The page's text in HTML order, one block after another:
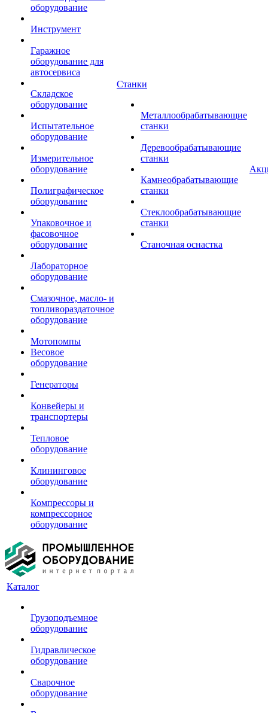
оборудование
Инструмент
Гаражное
оборудование для
автосервиса
Складское
оборудование
Испытательное
оборудование
Измерительное
оборудование
Полиграфическое
оборудование
Упаковочное и
фасовочное
оборудование
Лабораторное
оборудование
Смазочное, масло- и
топливораздаточное
оборудование
Мотопомпы
Весовое
оборудование
Генераторы
Конвейеры и
транспортеры
Тепловое
оборудование
Клининговое
оборудование
Компрессоры и
компрессорное
оборудование
Станки
Металлообрабатывающие
станки
Деревообрабатывающие
станки
Камнеобрабатывающие
станки
Стеклообрабатывающие
станки
Станочная оснастка
Каталог
Грузоподъемное
оборудование
Гидравлическое
оборудование
Сварочное
оборудование